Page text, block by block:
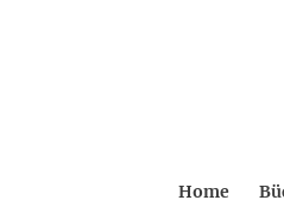
Home